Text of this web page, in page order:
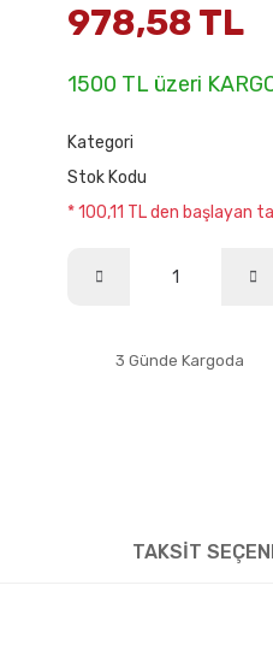
978,58 TL
1500 TL üzeri
Kategori
Stok Kodu
* 100,11 TL den başlayan
3 Günde Kargoda
TAKSİT